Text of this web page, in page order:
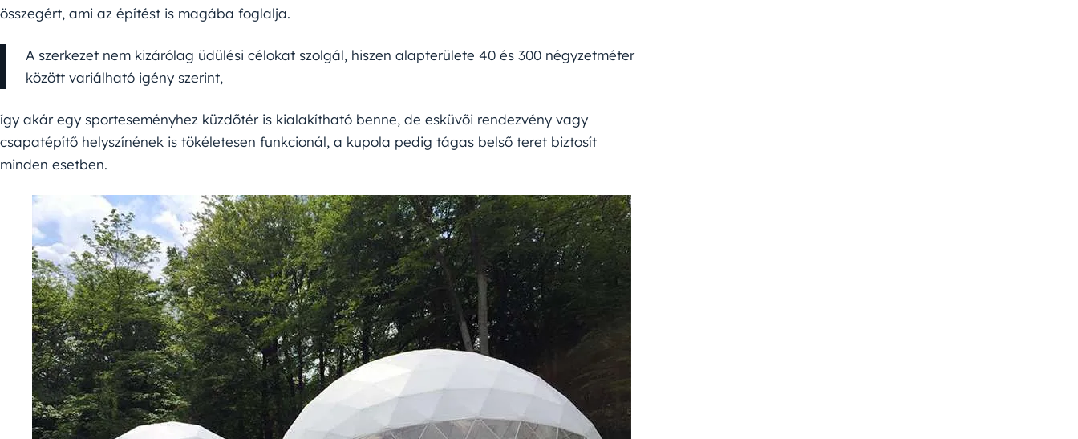
összegért, ami az építést is magába foglalja.
A szerkezet nem kizárólag üdülési célokat szolgál, hiszen alapterülete 40 és 300 négyzetméter
között variálható igény szerint,
így akár egy sporteseményhez küzdőtér is kialakítható benne, de esküvői rendezvény vagy
csapatépítő helyszínének is tökéletesen funkcionál, a kupola pedig tágas belső teret biztosít
minden esetben.